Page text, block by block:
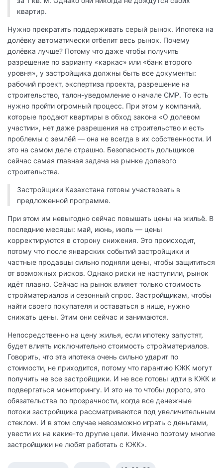
квартир.
Нужно прекратить поддерживать серый рынок. Ипотека на
долёвку автоматически отбелит весь рынок. Почему
долёвка лучше? Потому что даже чтобы получить
разрешение по варианту «каркас» или «банк второго
уровня», у застройщика должны быть все документы:
рабочий проект, экспертиза проекта, разрешение на
строительство, талон-уведомление о начале СМР. То есть
нужно пройти огромный процесс. При этом у компаний,
которые продают квартиры в обход закона «О долевом
участии», нет даже разрешения на строительство и есть
проблемы с землёй — она не всегда в их собственности. И
это на самом деле страшно. Безопасность дольщиков
сейчас самая главная задача на рынке долевого
строительства.
Застройщики Казахстана готовы участвовать в
предложенной программе.
При этом им невыгодно сейчас повышать цены на жильё. В
последние месяцы: май, июнь, июль — цены
корректируются в сторону снижения. Это происходит,
потому что после январских событий застройщики и
частные продавцы сильно подняли цены, чтобы защититься
от возможных рисков. Однако риски не наступили, рынок
идёт плавно. Сейчас на рынок влияет только стоимость
стройматериалов и сезонный спрос. Застройщикам, чтобы
найти своего покупателя и оставаться в нише, нужно
снижать цены. Этим они сейчас и занимаются.
Непосредственно на цену жилья, если ипотеку запустят,
будет влиять исключительно стоимость стройматериалов.
Говорить, что эта ипотека очень сильно ударит по
стоимости, не приходится, потому что гарантию КЖК могут
получить не все застройщики. И не все готовы идти в КЖК и
подвергаться мониторингу. И это не то чтобы дорого, это
обязательства по прозрачности, когда все денежные
потоки застройщика рассматриваются под увеличительным
стеклом. И в этом случае невозможно играть с деньгами,
увести их на какие-то другие цели. Именно поэтому многие
застройщики не любят работать с КЖК».